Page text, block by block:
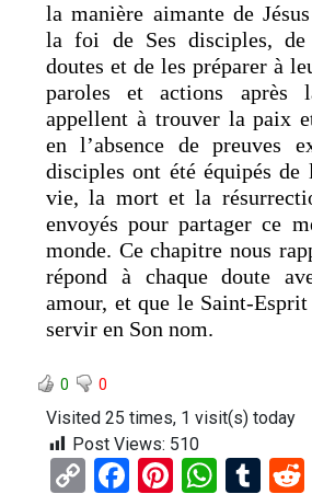
la manière aimante de
la foi de Ses disciples, de
doutes et de les préparer à
paroles et actions après
appellent à trouver la paix
en l’absence de preuves
disciples ont été équipés
vie, la mort et la
envoyés pour partager ce
monde. Ce chapitre nous
répond à chaque doute
amour, et que le Saint-
servir en Son nom.
0 0
Visited 25 times, 1 visit(s) today
Post Views: 510
C
F
Pi W T